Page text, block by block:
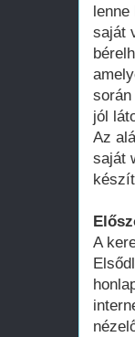
lenne
saját
során
jól
Az
saját
A